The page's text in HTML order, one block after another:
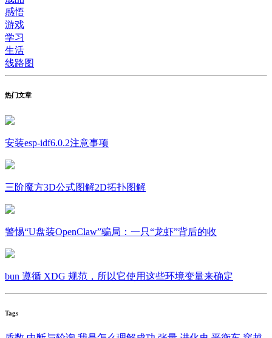
感悟
游戏
学习
生活
线路图
热门文章
安装esp-idf6.0.2注意事项
三阶魔方3D公式图解2D拓扑图解
警惕“U盘装OpenClaw”骗局：一只“龙虾”背后的收
bun 遵循 XDG 规范，所以它使用这些环境变量来确定
Tags